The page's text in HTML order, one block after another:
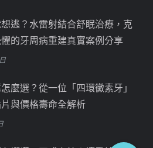
逃？水雷射結合舒眠治療，克
的牙周病重建真實案例分享
麼選？從一位「四環黴素牙」
與價格壽命全解析